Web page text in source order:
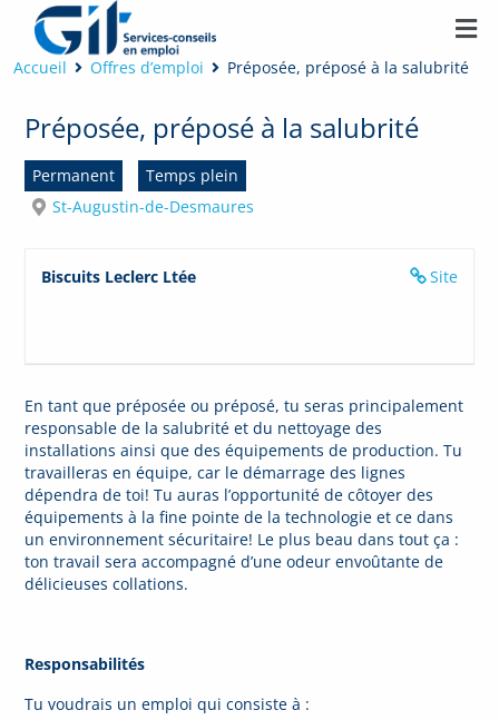
Accueil Offres d’emploi Préposée, préposé à la salubrité
Préposée, préposé à la salubrité
Permanent
Temps plein
St-Augustin-de-Desmaures
Site
Biscuits Leclerc Ltée
En tant que préposée ou préposé, tu seras principalement
responsable de la salubrité et du nettoyage des
installations ainsi que des équipements de production. Tu
travailleras en équipe, car le démarrage des lignes
dépendra de toi! Tu auras l’opportunité de côtoyer des
équipements à la fine pointe de la technologie et ce dans
un environnement sécuritaire! Le plus beau dans tout ça :
ton travail sera accompagné d’une odeur envoûtante de
délicieuses collations.
Responsabilités
Tu voudrais un emploi qui consiste à :